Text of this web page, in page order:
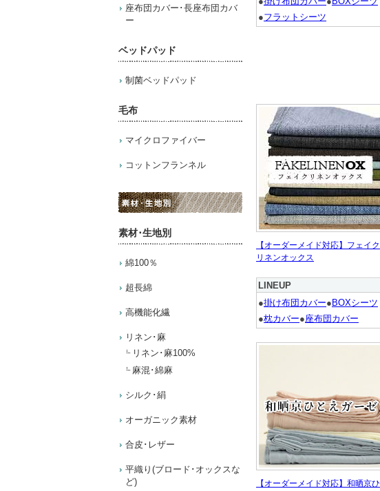
座布団カバー･長座布団カバ
ー
ベッドパッド
制菌ベッドパッド
毛布
マイクロファイバー
コットンフランネル
素材･生地別
綿100％
超長綿
高機能化繊
リネン･麻
リネン･麻100%
麻混･綿麻
シルク･絹
オーガニック素材
合皮･レザー
平織り(ブロード･オックスな
ど)
●フラットシーツ
【オーダーメイド対応】フェイク
リネンオックス
LINEUP
●掛け布団カバー● BOXシーツ
●枕カバー●座布団カバー
【オーダーメイド対応】和晒京ひ